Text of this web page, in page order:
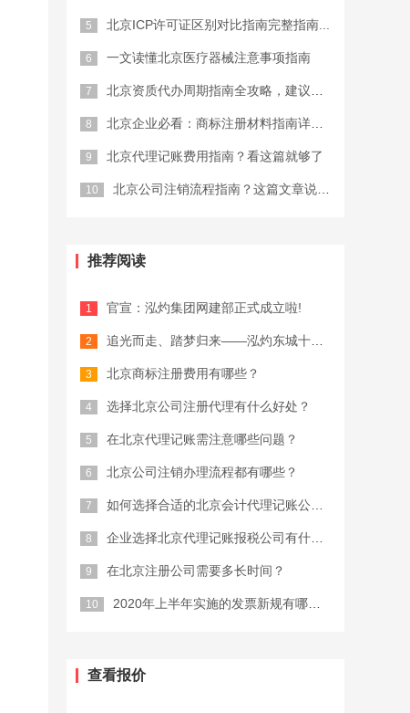
北京ICP许可证区别对比指南完整指南...
一文读懂北京医疗器械注意事项指南
北京资质代办周期指南全攻略，建议收藏
北京企业必看：商标注册材料指南详细解...
北京代理记账费用指南？看这篇就够了
北京公司注销流程指南？这篇文章说清楚...
推荐阅读
官宣：泓灼集团网建部正式成立啦!
追光而走、踏梦归来——泓灼东城十渡游
北京商标注册费用有哪些？
选择北京公司注册代理有什么好处？
在北京代理记账需注意哪些问题？
北京公司注销办理流程都有哪些？
如何选择合适的北京会计代理记账公司？
企业选择北京代理记账报税公司有什么优...
在北京注册公司需要多长时间？
2020年上半年实施的发票新规有哪些...
查看报价